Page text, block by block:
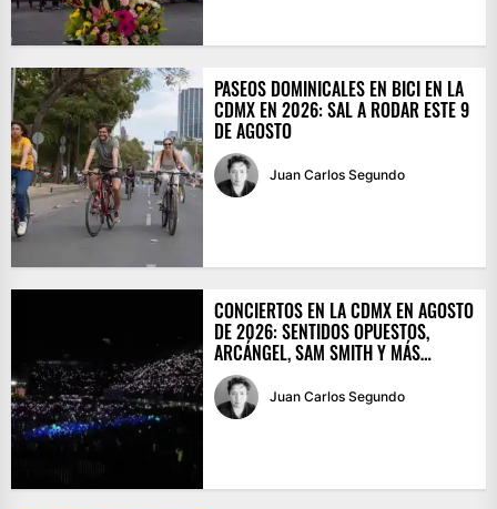
PASEOS DOMINICALES EN BICI EN LA
CDMX EN 2026: SAL A RODAR ESTE 9
DE AGOSTO
Juan Carlos Segundo
CONCIERTOS EN LA CDMX EN AGOSTO
DE 2026: SENTIDOS OPUESTOS,
ARCÁNGEL, SAM SMITH Y MÁS…
Juan Carlos Segundo